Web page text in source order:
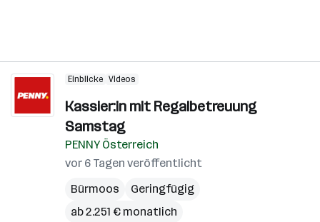
Einblicke Videos
Kassier:in mit Regalbetreuung
Samstag
PENNY Österreich
vor 6 Tagen veröffentlicht
Bürmoos
Geringfügig
ab 2.251 € monatlich